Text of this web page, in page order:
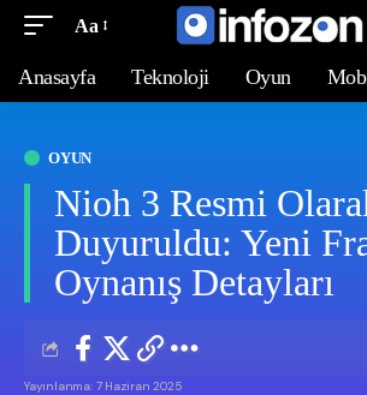
Aa
Anasayfa Teknoloji Oyun
OYUN
Nioh 3 Resmi
Duyuruldu: Yeni
Oynanış Detayları
Yayınlanma: 7 Haziran 2025